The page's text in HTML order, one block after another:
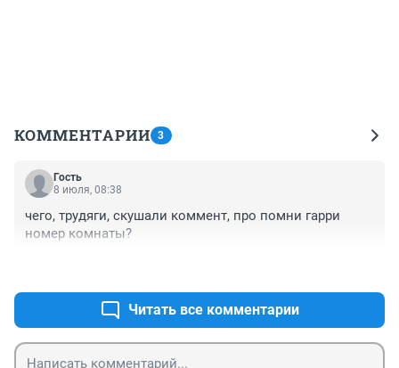
КОММЕНТАРИИ 3
Гость
8 июля, 08:38
чего, трудяги, скушали коммент, про помни гарри
номер комнаты?
Читать все комментарии